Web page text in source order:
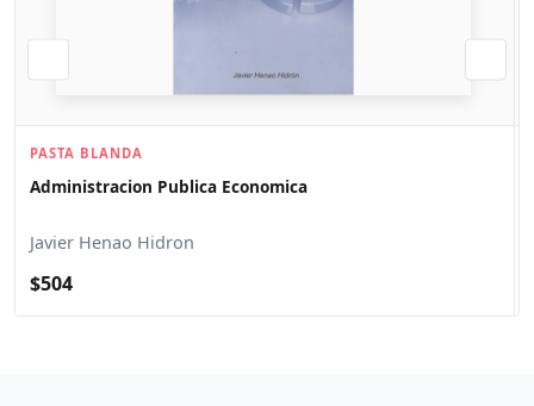
PASTA BLANDA
Administracion Publica Economica
Javier Henao Hidron
$504